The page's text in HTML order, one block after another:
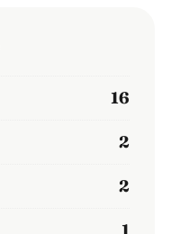
16
2
2